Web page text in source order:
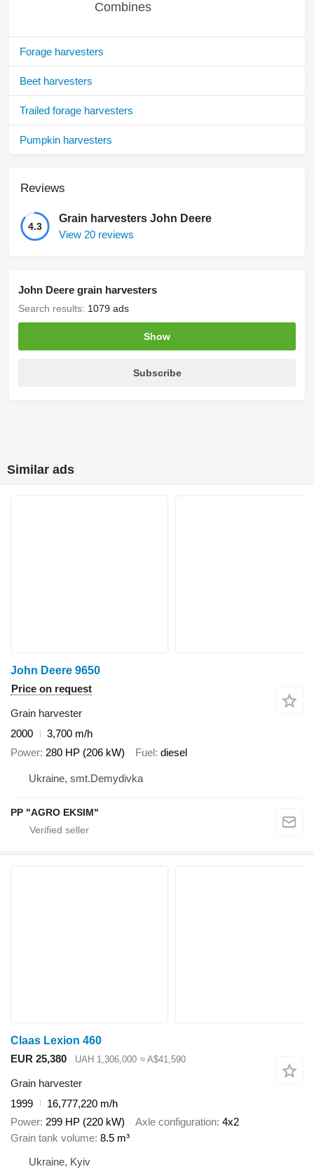
Combines
Forage harvesters
Beet harvesters
Trailed forage harvesters
Pumpkin harvesters
Reviews
4.3
Grain harvesters John Deere
View 20 reviews
John Deere grain harvesters
Search results: 1079 ads
Show
Subscribe
Similar ads
John Deere 9650
Price on request
Grain harvester
2000
3,700 m/h
Power 280 HP (206 kW) Fuel diesel
Ukraine, smt.Demydivka
PP "AGRO EKSIM"
Claas Lexion 460
EUR 25,380
UAH 1,306,000 ≈ A$41,590
Grain harvester
1999
16,777,220 m/h
Power 299 HP (220 kW) Axle configuration 4x2
Grain tank volume 8.5 m³
Ukraine, Kyiv